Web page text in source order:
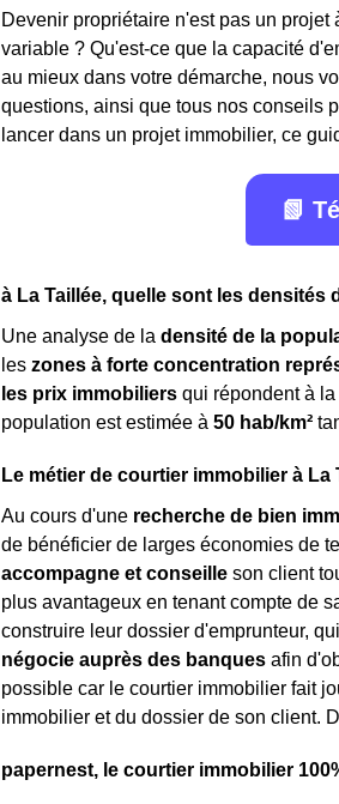
Devenir propriétaire n'est pas un
variable ? Qu'est-ce que la capacité
au mieux dans votre démarche, nous
questions, ainsi que tous nos conseils
lancer dans un projet immobilier, ce
📗
à La Taillée, quelle sont les densités
Une analyse de la densité de la
les zones à forte concentration
les prix immobiliers qui répondent à la
population est estimée à 50 hab/km²
Le métier de courtier immobilier à La
Au cours d'une recherche de bien
de bénéficier de larges économies de
accompagne et conseille son client
plus avantageux en tenant compte de
construire leur dossier d'emprunteur,
négocie auprès des banques afin
possible car le courtier immobilier fait
immobilier et du dossier de son client.
papernest, le courtier immobilier